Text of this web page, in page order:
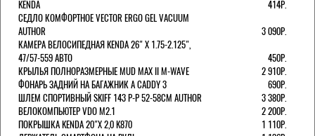
KENDA
414Р.
СЕДЛО КОМФОРТНОЕ VECTOR ERGO GEL VACUUM
AUTHOR
3 090Р.
КАМЕРА ВЕЛОСИПЕДНАЯ KENDA 26" Х 1.75-2.125",
47/57-559 АВТО
450Р.
КРЫЛЬЯ ПОЛНОРАЗМЕРНЫЕ MUD MAX II M-WAVE
2 910Р.
ФОНАРЬ ЗАДНИЙ НА БАГАЖНИК A CADDY 3
690Р.
ШЛЕМ СПОРТИВНЫЙ SKIFF 143 Р-Р 52-58СМ AUTHOR
3 380Р.
ВЕЛОКОМПЬЮТЕР VDO M2.1
2 200Р.
ПОКРЫШКА KENDA 20"Х 2,0 K870
1 110Р.